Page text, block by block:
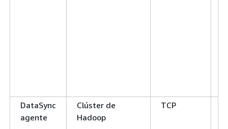
DataSync
agente
Clúster de
Hadoop
TCP